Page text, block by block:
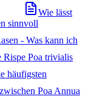
Wie lässt
sinnvoll
- Was kann ich
Rispe Poa trivialis
häufigsten
Poa Annua